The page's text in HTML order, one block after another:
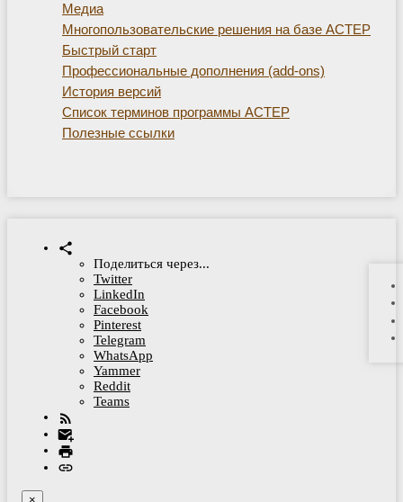
Медиа
Многопользовательские решения на базе АСТЕР
Быстрый старт
Профессиональные дополнения (add-ons)
История версий
Список терминов программы АСТЕР
Полезные ссылки
Поделиться через...
Twitter
LinkedIn
Facebook
Pinterest
Telegram
WhatsApp
Yammer
Reddit
Teams